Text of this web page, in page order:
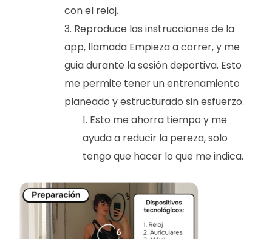
con el reloj.
Reproduce las instrucciones de la
app, llamada Empieza a correr, y me
guia durante la sesión deportiva. Esto
me permite tener un entrenamiento
planeado y estructurado sin esfuerzo.
Esto me ahorra tiempo y me
ayuda a reducir la pereza, solo
tengo que hacer lo que me indica.